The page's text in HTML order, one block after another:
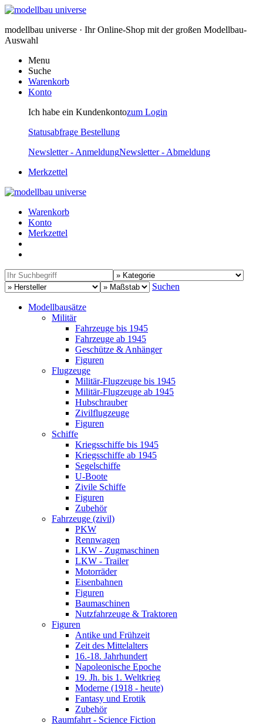
modellbau universe · Ihr Online-Shop mit der großen Modellbau-
Auswahl
Menu
Suche
Warenkorb
Konto
Ich habe ein Kundenkontozum Login
Statusabfrage Bestellung
Newsletter - AnmeldungNewsletter - Abmeldung
Merkzettel
Warenkorb
Konto
Merkzettel
Suchen
Modellbausätze
Militär
Fahrzeuge bis 1945
Fahrzeuge ab 1945
Geschütze & Anhänger
Figuren
Flugzeuge
Militär-Flugzeuge bis 1945
Militär-Flugzeuge ab 1945
Hubschrauber
Zivilflugzeuge
Figuren
Schiffe
Kriegsschiffe bis 1945
Kriegsschiffe ab 1945
Segelschiffe
U-Boote
Zivile Schiffe
Figuren
Zubehör
Fahrzeuge (zivil)
PKW
Rennwagen
LKW - Zugmaschinen
LKW - Trailer
Motorräder
Eisenbahnen
Figuren
Baumaschinen
Nutzfahrzeuge & Traktoren
Figuren
Antike und Frühzeit
Zeit des Mittelalters
16.-18. Jahrhundert
Napoleonische Epoche
19. Jh. bis 1. Weltkrieg
Moderne (1918 - heute)
Fantasy und Erotik
Zubehör
Raumfahrt - Science Fiction